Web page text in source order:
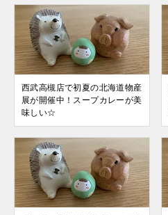
西武高槻店で初夏の北海道物産
展が開催中！スープカレーが美
味しい☆